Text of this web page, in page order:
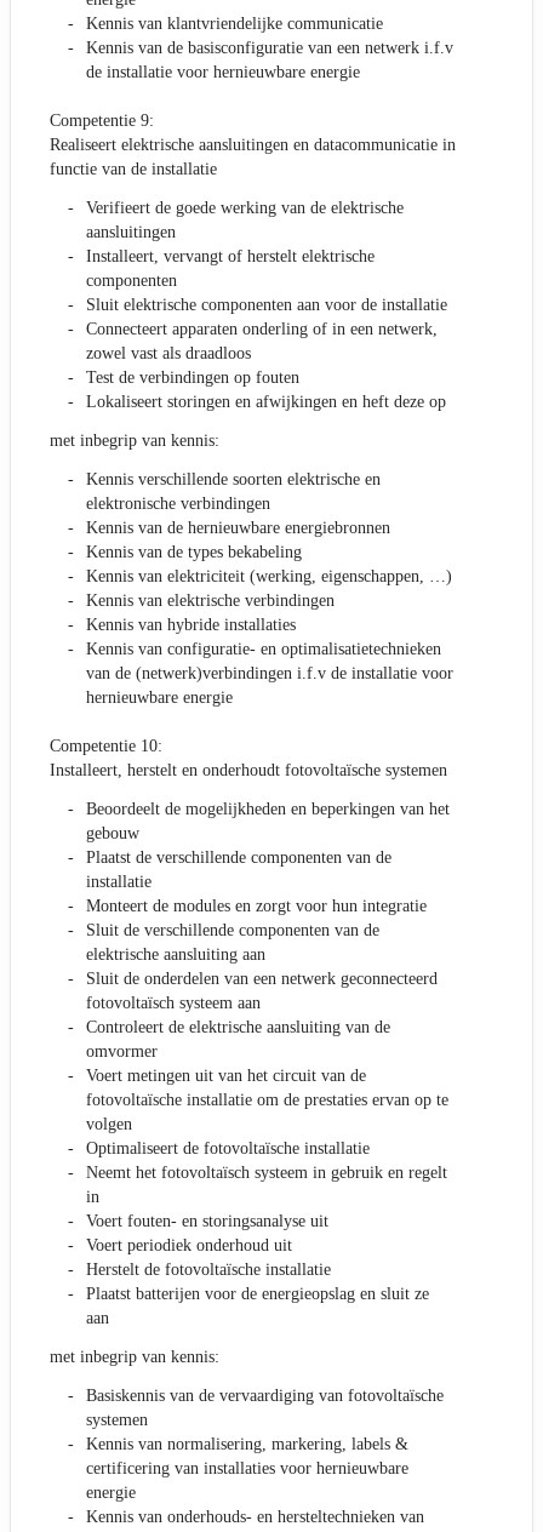
Kennis van klantvriendelijke communicatie
Kennis van de basisconfiguratie van een netwerk i.f.v
de installatie voor hernieuwbare energie
Competentie 9:
Realiseert elektrische aansluitingen en datacommunicatie in
functie van de installatie
Verifieert de goede werking van de elektrische
aansluitingen
Installeert, vervangt of herstelt elektrische
componenten
Sluit elektrische componenten aan voor de installatie
Connecteert apparaten onderling of in een netwerk,
zowel vast als draadloos
Test de verbindingen op fouten
Lokaliseert storingen en afwijkingen en heft deze op
met inbegrip van kennis:
Kennis verschillende soorten elektrische en
elektronische verbindingen
Kennis van de hernieuwbare energiebronnen
Kennis van de types bekabeling
Kennis van elektriciteit (werking, eigenschappen, …)
Kennis van elektrische verbindingen
Kennis van hybride installaties
Kennis van configuratie- en optimalisatietechnieken
van de (netwerk)verbindingen i.f.v de installatie voor
hernieuwbare energie
Competentie 10:
Installeert, herstelt en onderhoudt fotovoltaïsche systemen
Beoordeelt de mogelijkheden en beperkingen van het
gebouw
Plaatst de verschillende componenten van de
installatie
Monteert de modules en zorgt voor hun integratie
Sluit de verschillende componenten van de
elektrische aansluiting aan
Sluit de onderdelen van een netwerk geconnecteerd
fotovoltaïsch systeem aan
Controleert de elektrische aansluiting van de
omvormer
Voert metingen uit van het circuit van de
fotovoltaïsche installatie om de prestaties ervan op te
volgen
Optimaliseert de fotovoltaïsche installatie
Neemt het fotovoltaïsch systeem in gebruik en regelt
in
Voert fouten- en storingsanalyse uit
Voert periodiek onderhoud uit
Herstelt de fotovoltaïsche installatie
Plaatst batterijen voor de energieopslag en sluit ze
aan
met inbegrip van kennis:
Basiskennis van de vervaardiging van fotovoltaïsche
systemen
Kennis van normalisering, markering, labels &
certificering van installaties voor hernieuwbare
energie
Kennis van onderhouds- en hersteltechnieken van